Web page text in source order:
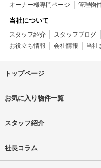
オーナー様専門ページ 管理物
当社について
スタッフ紹介 スタッフブログ
お役立ち情報
会社情報 当社
トップページ
お気に入り物件一覧
スタッフ紹介
社長コラム